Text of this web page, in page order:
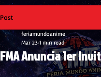
Post
FMA Anuncia 1er
feriamundoanime
Mar 23 1 min read